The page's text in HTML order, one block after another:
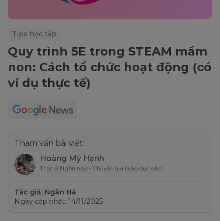
Tips học tập
Quy trình 5E trong STEAM mầm
non: Cách tổ chức hoạt động (có
ví dụ thực tế)
Tham vấn bài viết:
Hoàng Mỹ Hạnh
Thạc sĩ Ngôn ngữ - Chuyên gia Giáo dục sớm
Tác giả: Ngân Hà
Ngày cập nhật: 14/11/2025